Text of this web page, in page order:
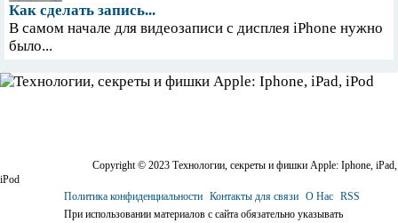
Как сделать запись...
В самом начале для видеозаписи с дисплея iPhone нужно
было...
Copyright © 2023 Технологии, секреты и фишки Apple: Iphone, iPad,
iPod
Политика конфиденциальности Контакты для связи О Нас RSS
При использовании материалов с сайта обязательно указывать